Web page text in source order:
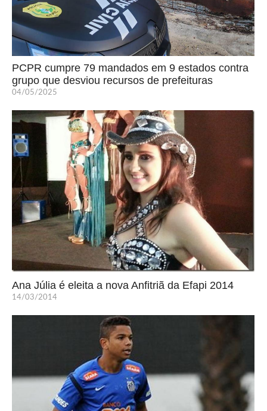
PCPR cumpre 79 mandados em 9 estados contra
grupo que desviou recursos de prefeituras
04/05/2025
Ana Júlia é eleita a nova Anfitriã da Efapi 2014
14/03/2014